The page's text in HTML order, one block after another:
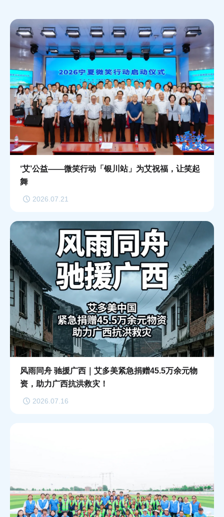
‘艾’公益——微笑行动「银川站」为艾祝福，让笑起
舞
2026.07.21
风雨同舟 驰援广西｜艾多美紧急捐赠45.5万余元物
资，助力广西抗洪救灾！
2026.07.16